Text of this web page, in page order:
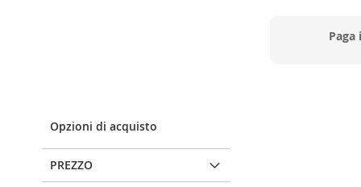
Paga
Opzioni di acquisto
PREZZO